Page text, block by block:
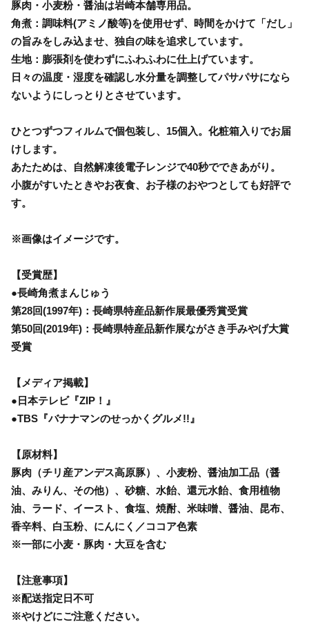
豚肉・小麦粉・醤油は岩崎本舗専用品。
角煮：調味料(アミノ酸等)を使用せず、時間をかけて「だし」
の旨みをしみ込ませ、独自の味を追求しています。
生地：膨張剤を使わずにふわふわに仕上げています。
日々の温度・湿度を確認し水分量を調整してパサパサになら
ないようにしっとりとさせています。
ひとつずつフィルムで個包装し、15個入。化粧箱入りでお届
けします。
あたためは、自然解凍後電子レンジで40秒でできあがり。
小腹がすいたときやお夜食、お子様のおやつとしても好評で
す。
※画像はイメージです。
【受賞歴】
●長崎角煮まんじゅう
第28回(1997年)：長崎県特産品新作展最優秀賞受賞
第50回(2019年)：長崎県特産品新作展ながさき手みやげ大賞
受賞
【メディア掲載】
●日本テレビ『ZIP！』
●TBS『バナナマンのせっかくグルメ!!』
【原材料】
豚肉（チリ産アンデス高原豚）、小麦粉、醤油加工品（醤
油、みりん、その他）、砂糖、水飴、還元水飴、食用植物
油、ラード、イースト、食塩、焼酎、米味噌、醤油、昆布、
香辛料、白玉粉、にんにく／ココア色素
※一部に小麦・豚肉・大豆を含む
【注意事項】
※配送指定日不可
※やけどにご注意ください。